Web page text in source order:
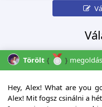
Törölt { }
Hey, Alex! What are you
Alex! Mit fogsz csinálni a